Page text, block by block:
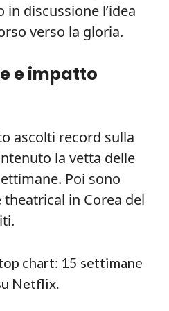
discussione l’idea
verso la gloria.
e impatto
ascolti record sulla
la vetta delle
Poi sono
in Corea del
chart: 15 settimane
Netflix.